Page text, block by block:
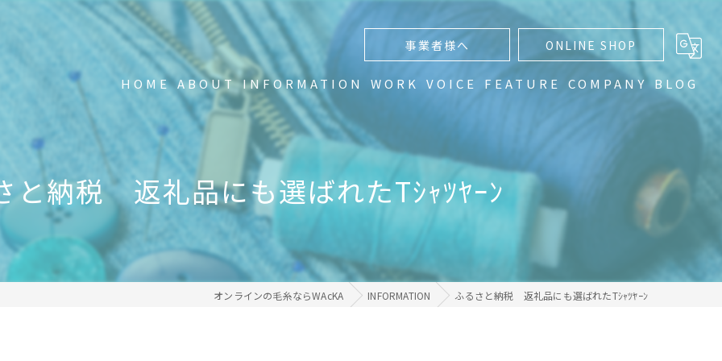
事業者様へ ONLINE SHOP
HOME ABOUT
新品の不要Tシャツ回収中
FAQ
事業内容
メディア掲載・受賞歴
INFORMATION WORK VOICE FEATURE
編み物
グラデーション
COMPANY BLOG
と納税 返礼品にも選ばれたTｼｬﾂﾔｰﾝ
オンラインの毛糸ならWAcKA INFORMATION ふるさと納税 返礼品にも選ばれたTｼｬﾂﾔｰﾝ